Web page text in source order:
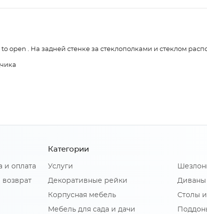
to open . На задней стенке за стеклополками и стеклом
и оплата
Категории
Услуги
Декоративные рейки
Корпусная мебель
Мебель для сада и дачи
Диваны
Столы и